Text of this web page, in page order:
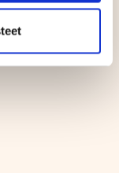
Käymme myös
Kurssi kestää